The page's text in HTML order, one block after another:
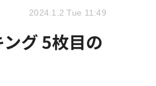
グ 5枚目の
2024.1.2 Tue 11:49